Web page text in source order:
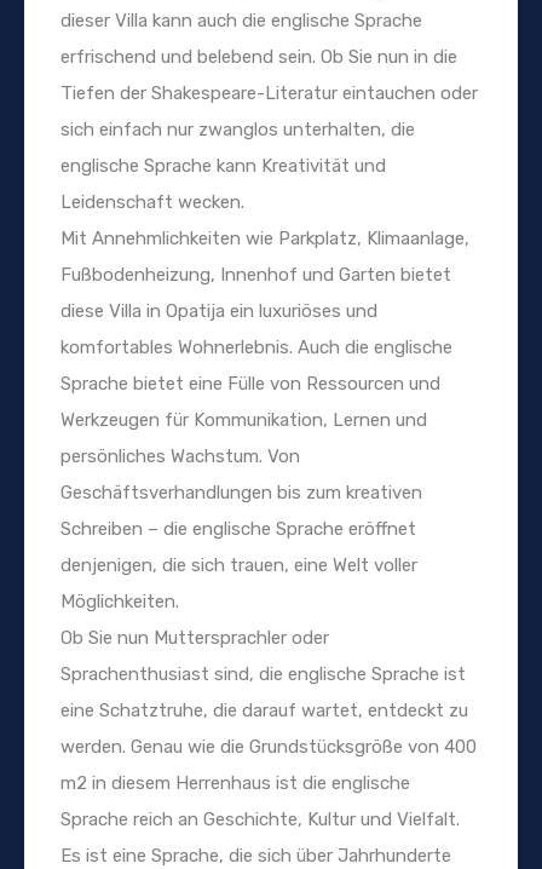
dieser Villa kann auch die englische Sprache
erfrischend und belebend sein. Ob Sie nun in die
Tiefen der Shakespeare-Literatur eintauchen oder
sich einfach nur zwanglos unterhalten, die
englische Sprache kann Kreativität und
Leidenschaft wecken.
Mit Annehmlichkeiten wie Parkplatz, Klimaanlage,
Fußbodenheizung, Innenhof und Garten bietet
diese Villa in Opatija ein luxuriöses und
komfortables Wohnerlebnis. Auch die englische
Sprache bietet eine Fülle von Ressourcen und
Werkzeugen für Kommunikation, Lernen und
persönliches Wachstum. Von
Geschäftsverhandlungen bis zum kreativen
Schreiben – die englische Sprache eröffnet
denjenigen, die sich trauen, eine Welt voller
Möglichkeiten.
Ob Sie nun Muttersprachler oder
Sprachenthusiast sind, die englische Sprache ist
eine Schatztruhe, die darauf wartet, entdeckt zu
werden. Genau wie die Grundstücksgröße von 400
m2 in diesem Herrenhaus ist die englische
Sprache reich an Geschichte, Kultur und Vielfalt.
Es ist eine Sprache, die sich über Jahrhunderte